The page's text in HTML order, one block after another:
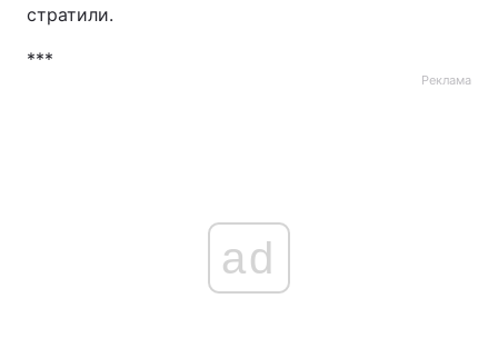
стратили.
***
Реклама
ad